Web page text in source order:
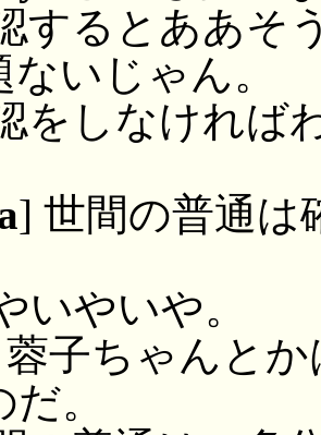
するとああそ
いじゃん。
をしなければ
] 世間の普通は
いやいや。
子ちゃんと
。